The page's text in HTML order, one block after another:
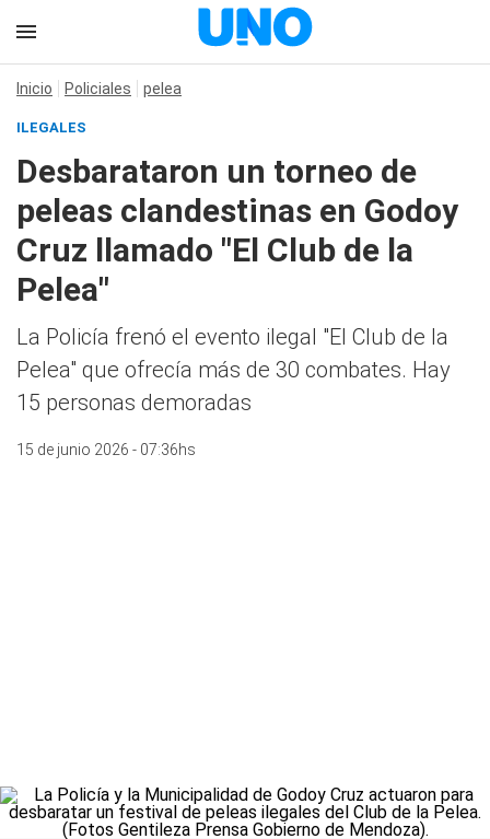
Inicio Policiales pelea
ILEGALES
Desbarataron un torneo de
peleas clandestinas en Godoy
Cruz llamado "El Club de la
Pelea"
La Policía frenó el evento ilegal "El Club de la
Pelea" que ofrecía más de 30 combates. Hay
15 personas demoradas
15 de junio 2026 - 07:36hs